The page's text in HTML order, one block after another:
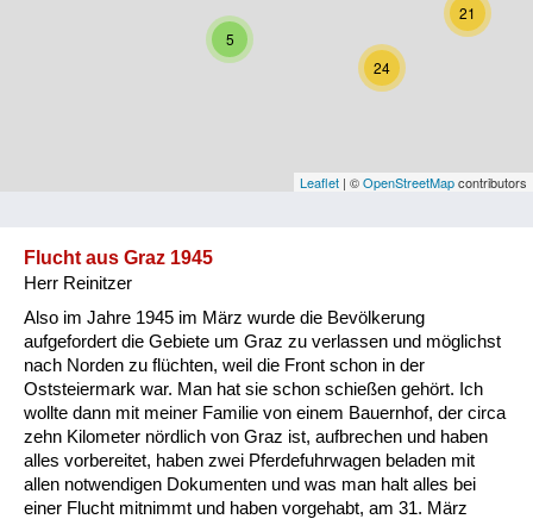
Salzburg
Vorarlberg
Besatzungsmächte
Frauen, Mütter, Kinder
Versorgung
Heimkehrer
24
5
21
Leaflet | ©OpenStreetMapcontributors
Flucht aus Graz 1945
Herr Reinitzer
Also im Jahre 1945 im März wurde die Bevölkerung
aufgefordert die Gebiete um Graz zu verlassen und möglichst
nach Norden zu flüchten, weil die Front schon in der
Oststeiermark war. Man hat sie schon schießen gehört. Ich
wollte dann mit meiner Familie von einem Bauernhof, der circa
zehn Kilometer nördlich von Graz ist, aufbrechen und haben
alles vorbereitet, haben zwei Pferdefuhrwagen beladen mit
allen notwendigen Dokumenten und was man halt alles bei
einer Flucht mitnimmt und haben vorgehabt, am 31. März